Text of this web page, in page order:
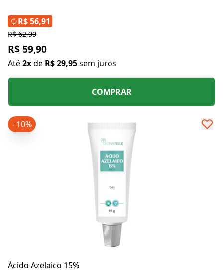
R$ 62,90
R$ 59,90
Até2xde R$ 29,95sem juros
R$ 56,91
COMPRAR
Ácido Azelaico 15%
- 10%